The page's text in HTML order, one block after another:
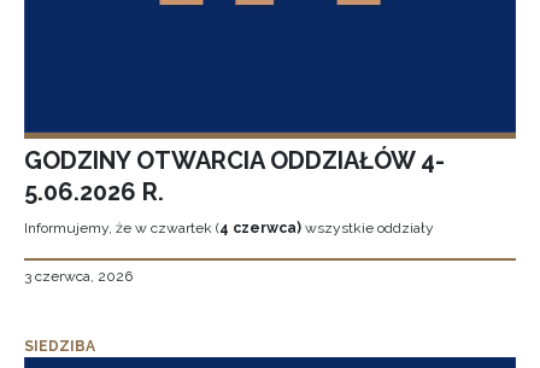
GODZINY OTWARCIA ODDZIAŁÓW 4-
5.06.2026 R.
Informujemy, że w czwartek (4 czerwca) wszystkie oddziały
3 czerwca, 2026
SIEDZIBA